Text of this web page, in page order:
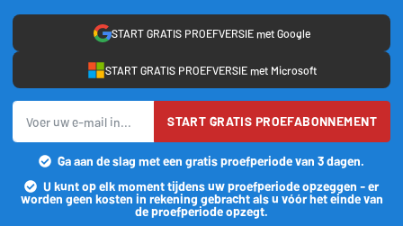
START GRATIS PROEFVERSIE met Google
START GRATIS PROEFVERSIE met Microsoft
START GRATIS PROEFABONNEMENT
Ga aan de slag met een gratis proefperiode van 3 dagen.
U kunt op elk moment tijdens uw proefperiode opzeggen - er
worden geen kosten in rekening gebracht als u vóór het einde van
de proefperiode opzegt.